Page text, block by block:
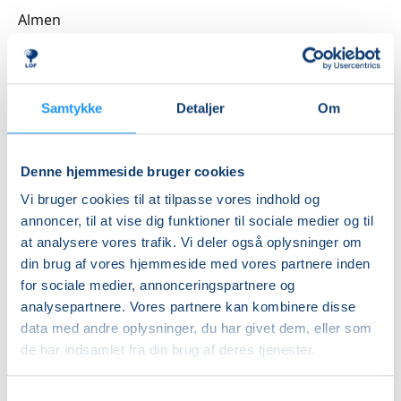
Samtykke Detaljer Om
Denne hjemmeside bruger cookies
Vi bruger cookies til at tilpasse vores indhold og
annoncer, til at vise dig funktioner til sociale medier og til
at analysere vores trafik. Vi deler også oplysninger om
din brug af vores hjemmeside med vores partnere inden
for sociale medier, annonceringspartnere og
analysepartnere. Vores partnere kan kombinere disse
data med andre oplysninger, du har givet dem, eller som
de har indsamlet fra din brug af deres tjenester.
Viden om fødslen.
Du får viden om fødslen og dens faser. Også viden,
som du ikke umiddelbart kan læse dig til, baseret på
tilbagemeldinger og erfaringer fra et stort antal
fødende.
Den allerførste tid med det lille barn, beroligelse og
amning er også emner, vi taler sammen om.
Fælles te.
Vi har et begreb, vi kalder ”teen”. Det dækker over, at
vi i slutningen af hver undervisningsgang sætter os
sammen og taler om forskelligt i relation til
graviditeten, den kommende fødsel og tiden efter. Og
ofte drikker vi rent faktisk te – og spiser lidt.
Almen
DKK 2.808,00
DKK 2.600,00
Ledig-FRB
DKK 2.652,00
Studerende-KBH
DKK 2.600,00
Studerende-FRB
DKK 2.652,00
Unge (18-25 år)-KBH
DKK 2.600,00
Info